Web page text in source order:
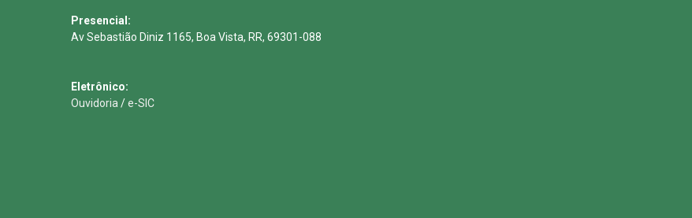
Presencial:
Av Sebastião Diniz 1165, Boa Vista, RR, 69301-088
Eletrônico:
Ouvidoria /e-SIC